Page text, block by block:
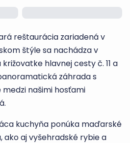
reštaurácia zariadená v
štýle sa nachádza v
hlavnej cesty č. 11 a
záhrada s
našimi hosťami
kuchyňa ponúka maďarské
ako aj vyšehradské rybie a